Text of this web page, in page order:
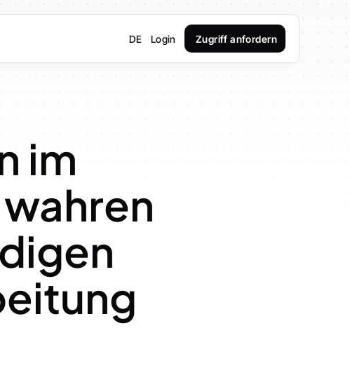
DE Login Zugriff anfordern
im